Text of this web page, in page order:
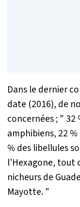
Dans le dernier
date (2016), de
concernées ; " 32
amphibiens, 22
% des libellules
l’Hexagone, tout
nicheurs de
Mayotte. "